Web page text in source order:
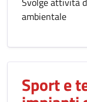
ambientale
Sport e